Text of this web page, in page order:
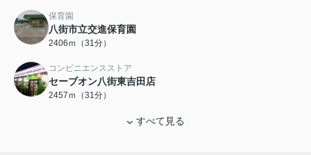
保育園
八街市立交進保育園
2406ｍ（31分）
コンビニエンスストア
セーブオン八街東吉田店
2457ｍ（31分）
すべて見る